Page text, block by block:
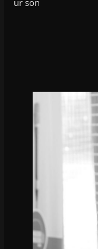
ur son